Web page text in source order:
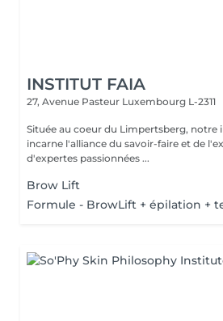
INSTITUT FAIA
27, Avenue Pasteur Luxembourg L-2311
Située au coeur du Limpertsberg, notre
incarne l'alliance du savoir-faire et de l'excellence.
d'expertes passionnées ...
Brow Lift
Formule - BrowLift + épilation +